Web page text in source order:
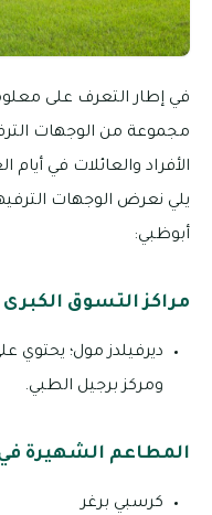
في إطار التعرف على
مجموعة من الوجهات
الأفراد والعائلات في
يلي نعرض الوجهات
أبوظبي:
مراكز التسوق الكبرى
ديرفيلدز مول؛ يحتوي
ومركز برجيل الطبي.
المطاعم الشهيرة في
كرسبي برغر